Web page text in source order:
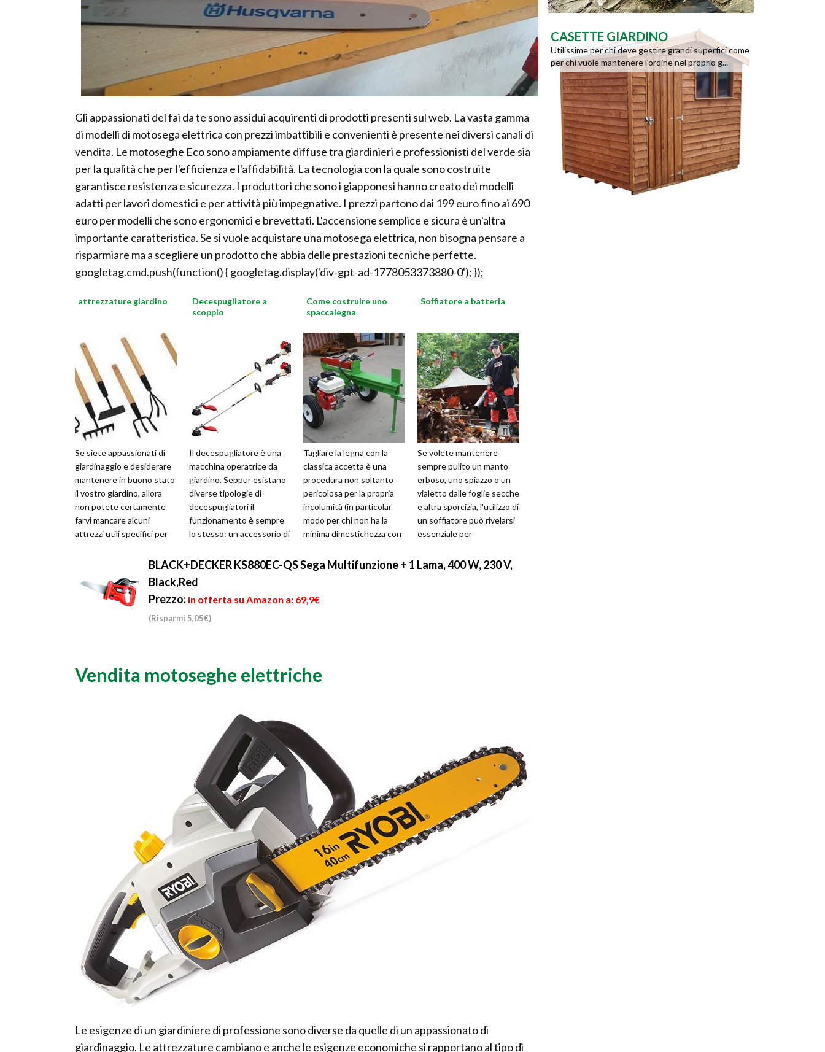
Gli appassionati del fai da te sono assidui acquirenti di prodotti presenti sul web. La vasta gamma
di modelli di motosega elettrica con prezzi imbattibili e convenienti è presente nei diversi canali di
vendita. Le motoseghe Eco sono ampiamente diffuse tra giardinieri e professionisti del verde sia
per la qualità che per l'efficienza e l'affidabilità. La tecnologia con la quale sono costruite
garantisce resistenza e sicurezza. I produttori che sono i giapponesi hanno creato dei modelli
adatti per lavori domestici e per attività più impegnative. I prezzi partono dai 199 euro fino ai 690
euro per modelli che sono ergonomici e brevettati. L'accensione semplice e sicura è un'altra
importante caratteristica. Se si vuole acquistare una motosega elettrica, non bisogna pensare a
risparmiare ma a scegliere un prodotto che abbia delle prestazioni tecniche perfette.
googletag.cmd.push(function() { googletag.display('div-gpt-ad-1778053373880-0'); });
attrezzature giardino
Se siete appassionati di
giardinaggio e desiderare
mantenere in buono stato
il vostro giardino, allora
non potete certamente
farvi mancare alcuni
attrezzi utili specifici per
Decespugliatore a
scoppio
Il decespugliatore è una
macchina operatrice da
giardino. Seppur esistano
diverse tipologie di
decespugliatori il
funzionamento è sempre
lo stesso: un accessorio di
testina ...
Come costruire uno
spaccalegna
Tagliare la legna con la
classica accetta è una
procedura non soltanto
pericolosa per la propria
incolumità (in particolar
modo per chi non ha la
minima dimestichezza con
qu...
Soffiatore a batteria
Se volete mantenere
sempre pulito un manto
erboso, uno spiazzo o un
vialetto dalle foglie secche
e altra sporcizia, l'utilizzo di
un soffiatore può rivelarsi
essenziale per
obbiet...
BLACK+DECKER KS880EC-QS Sega Multifunzione + 1 Lama, 400 W, 230 V,
Black,Red
Prezzo: in offerta su Amazon a: 69,9€
(Risparmi 5,05€)
Vendita motoseghe elettriche
Le esigenze di un giardiniere di professione sono diverse da quelle di un appassionato di
giardinaggio. Le attrezzature cambiano e anche le esigenze economiche si rapportano al tipo di
CASETTE GIARDINO
Utilissime per chi deve gestire grandi superfici come
per chi vuole mantenere l'ordine nel proprio g...